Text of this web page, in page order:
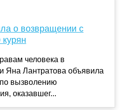
о возвращении с
человека в
Яна Лантратова объявила
по вызволению
оказавшег...